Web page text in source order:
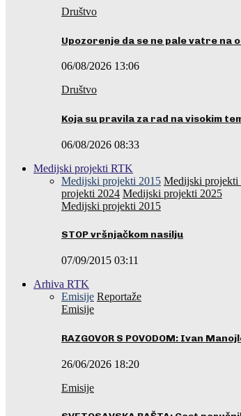
Društvo
Upozorenje da se ne pale vatre na
06/08/2026 13:06
Društvo
Koja su pravila za rad na visokim
06/08/2026 08:33
Medijski projekti RTK
Medijski projekti 2015 Medijski projekti
projekti 2024 Medijski projekti 2025
Medijski projekti 2015
STOP vršnjačkom nasilju
07/09/2015 03:11
Arhiva RTK
Emisije Reportaže
Emisije
RAZGOVOR S POVODOM: Ivan
26/06/2026 18:20
Emisije